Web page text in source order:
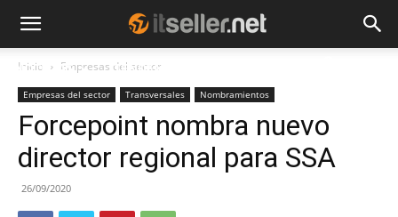
NOTICIAS TENDENCIAS
Inicio Empresas del sector
Empresas del sector Transversales Nombramientos
Forcepoint nombra nuevo
director regional para SSA
26/09/2020